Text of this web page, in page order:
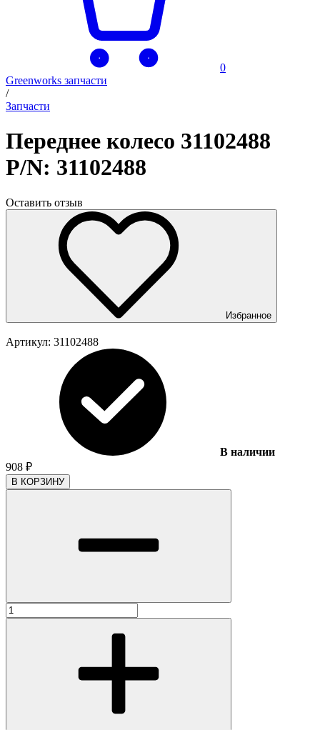
0
Greenworks запчасти
/
Запчасти
Переднее колесо 31102488
P/N: 31102488
Оставить отзыв
Избранное
Артикул: 31102488
В наличии
908 ₽
В КОРЗИНУ